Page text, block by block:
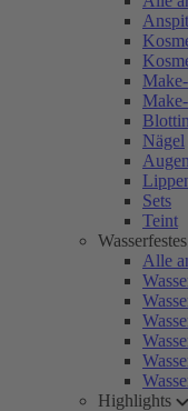
Nägel
Augen
Sets
Teint
Alle
Highlights